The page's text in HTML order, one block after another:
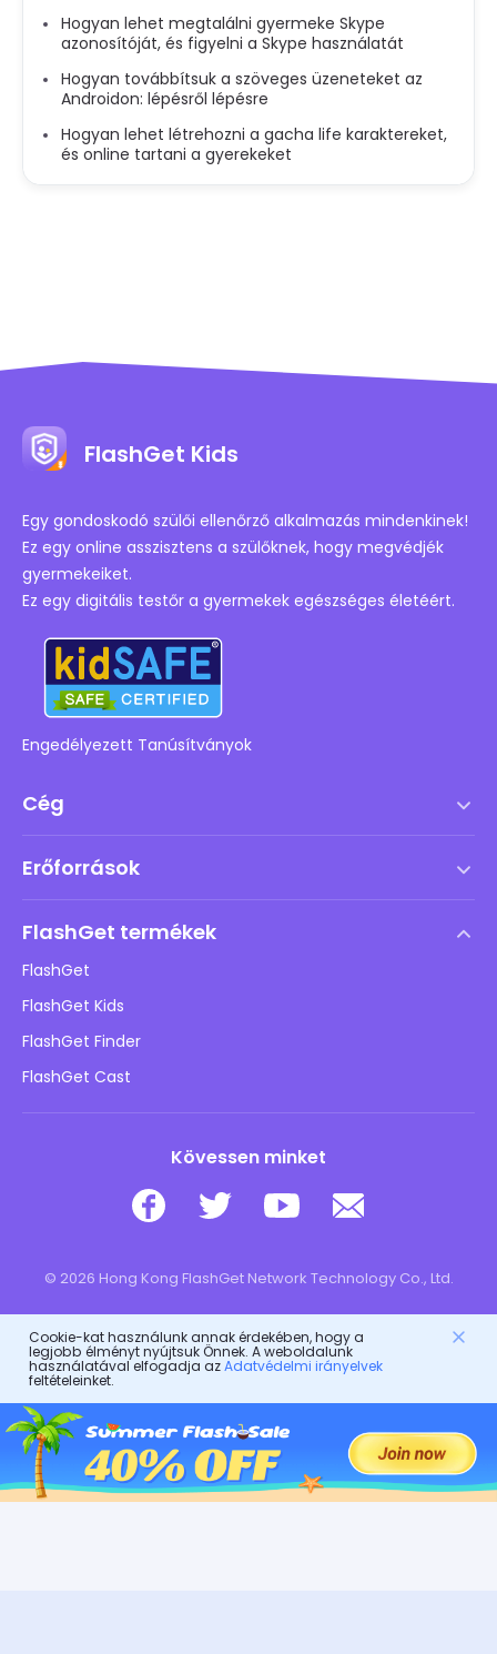
Hogyan lehet megtalálni gyermeke Skype
azonosítóját, és figyelni a Skype használatát
Hogyan továbbítsuk a szöveges üzeneteket az
Androidon: lépésről lépésre
Hogyan lehet létrehozni a gacha life karaktereket,
és online tartani a gyerekeket
FlashGet Kids
Egy gondoskodó szülői ellenőrző alkalmazás mindenkinek!
Ez egy online asszisztens a szülőknek, hogy megvédjék
gyermekeiket.
Ez egy digitális testőr a gyermekek egészséges életéért.
Engedélyezett Tanúsítványok
Cég
DMCA irányelv
Adatvédelmi irányelvek
Hirdetési irányelvek
Ne adja el az adataimat
Erőforrások
Blog
Gyermekek online biztonsága
Letöltés
FlashGet termékek
FlashGet
FlashGet Kids
FlashGet Finder
FlashGet Cast
Kövessen minket
© 2026 Hong Kong FlashGet Network Technology Co., Ltd.
Cookie-kat használunk annak érdekében, hogy a
legjobb élményt nyújtsuk Önnek. A weboldalunk
használatával elfogadja azAdatvédelmi irányelvek
feltételeinket.